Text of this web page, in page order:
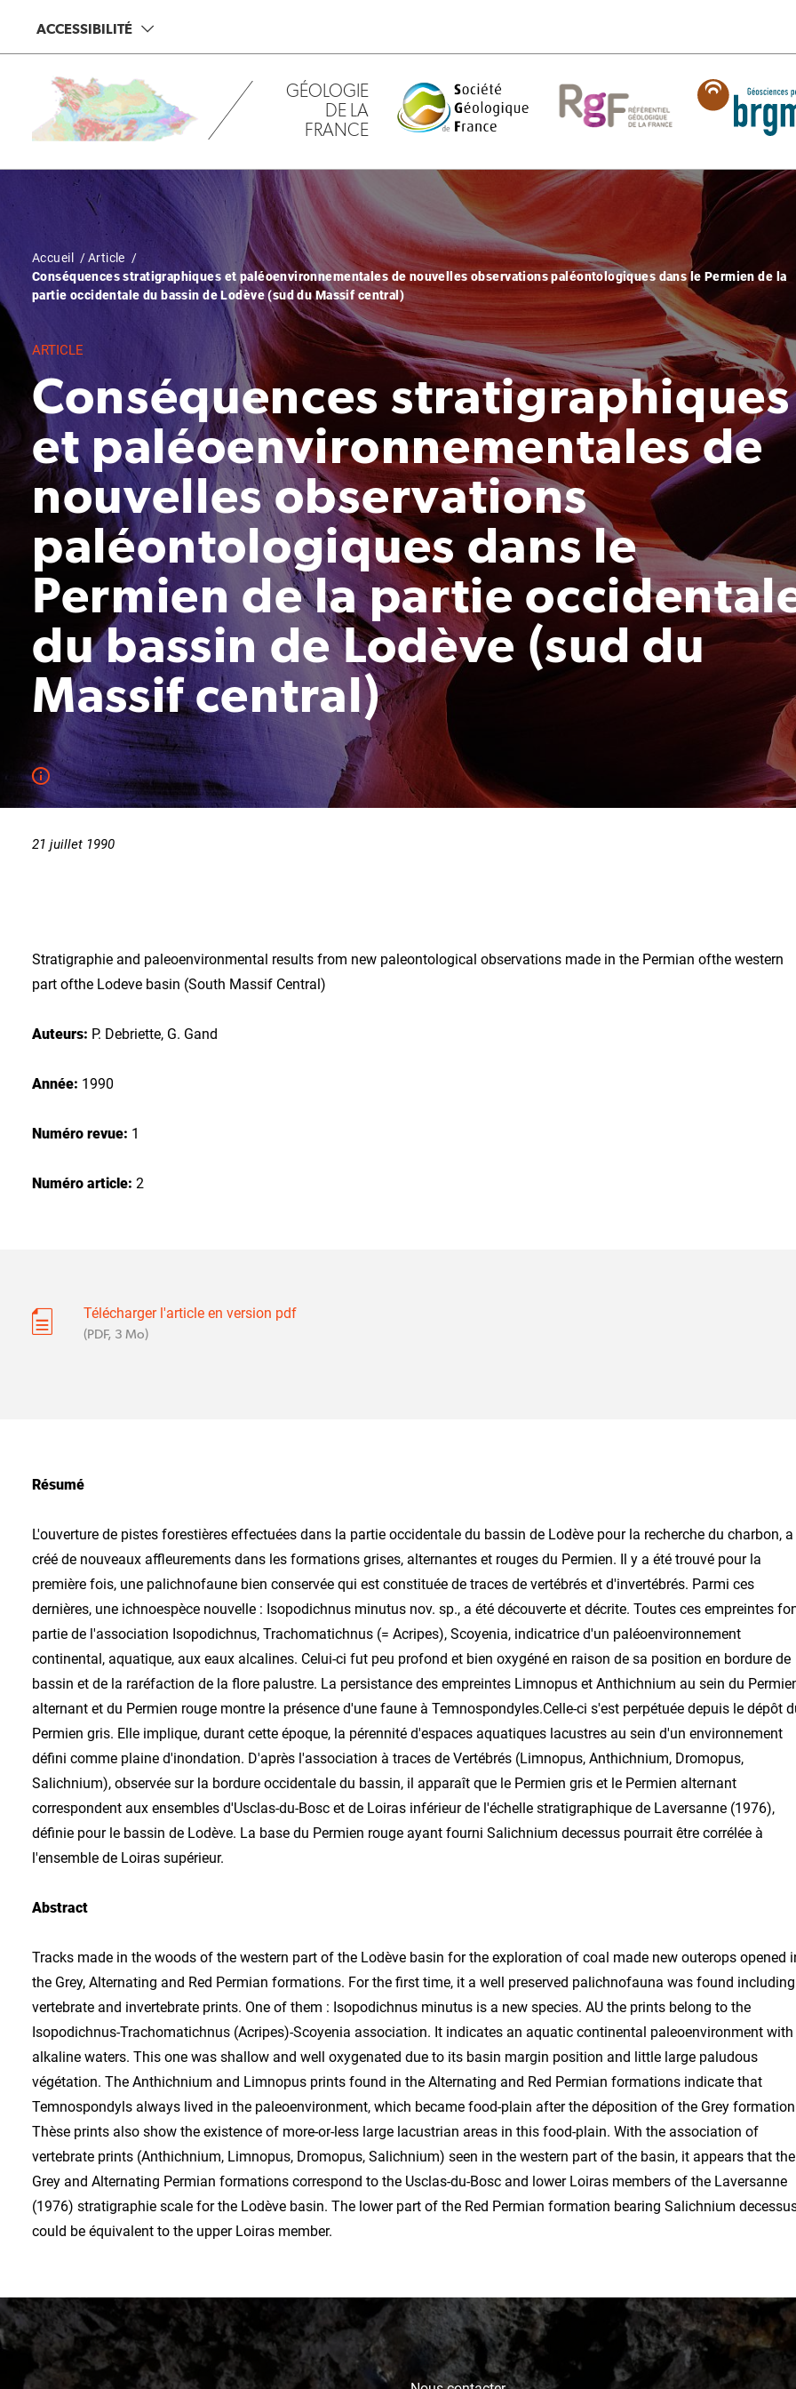
contenu
ACCESSIBILITÉ
GÉOLOGIE
DE LA
FRANCE
Fil
d'Ariane
Accueil
Article
Conséquences stratigraphiques et paléoenvironnementales de nouvelles observations paléontologiques dans le Permien de la
partie occidentale du bassin de Lodève (sud du Massif central)
ARTICLE
Conséquences stratigraphiques
et paléoenvironnementales de
nouvelles observations
paléontologiques dans le
Permien de la partie
du bassin de Lodève (sud du
Massif central)
21 juillet 1990
Stratigraphie and paleoenvironmental results from new paleontological observations made in the Permian ofthe western
part ofthe Lodeve basin (South Massif Central)
Auteurs: P. Debriette, G. Gand
Année: 1990
Numéro revue: 1
Numéro article: 2
Télécharger l'article en version pdf
(PDF, 3 Mo)
Résumé
L'ouverture de pistes forestières effectuées dans la partie occidentale du bassin de Lodève pour la recherche du charbon, a
créé de nouveaux affleurements dans les formations grises, alternantes et rouges du Permien. Il y a été trouvé pour la
première fois, une palichnofaune bien conservée qui est constituée de traces de vertébrés et d'invertébrés. Parmi ces
dernières, une ichnoespèce nouvelle : Isopodichnus minutus nov. sp., a été découverte et décrite. Toutes ces empreintes
partie de l'association Isopodichnus, Trachomatichnus (= Acripes), Scoyenia, indicatrice d'un paléoenvironnement
continental, aquatique, aux eaux alcalines. Celui-ci fut peu profond et bien oxygéné en raison de sa position en bordure de
bassin et de la raréfaction de la flore palustre. La persistance des empreintes Limnopus et Anthichnium au sein du
alternant et du Permien rouge montre la présence d'une faune à Temnospondyles.Celle-ci s'est perpétuée depuis le dépôt
Permien gris. Elle implique, durant cette époque, la pérennité d'espaces aquatiques lacustres au sein d'un environnement
défini comme plaine d'inondation. D'après l'association à traces de Vertébrés (Limnopus, Anthichnium, Dromopus,
Salichnium), observée sur la bordure occidentale du bassin, il apparaît que le Permien gris et le Permien alternant
correspondent aux ensembles d'Usclas-du-Bosc et de Loiras inférieur de l'échelle stratigraphique de Laversanne (1976),
définie pour le bassin de Lodève. La base du Permien rouge ayant fourni Salichnium decessus pourrait être corrélée à
l'ensemble de Loiras supérieur.
Abstract
Tracks made in the woods of the western part of the Lodève basin for the exploration of coal made new outerops opened
the Grey, Alternating and Red Permian formations. For the first time, it a well preserved palichnofauna was found including
vertebrate and invertebrate prints. One of them : Isopodichnus minutus is a new species. AU the prints belong to the
Isopodichnus-Trachomatichnus (Acripes)-Scoyenia association. It indicates an aquatic continental paleoenvironment with
alkaline waters. This one was shallow and well oxygenated due to its basin margin position and little large paludous
végétation. The Anthichnium and Limnopus prints found in the Alternating and Red Permian formations indicate that
Temnospondyls always lived in the paleoenvironment, which became food-plain after the déposition of the Grey
Thèse prints also show the existence of more-or-less large lacustrian areas in this food-plain. With the association of
vertebrate prints (Anthichnium, Limnopus, Dromopus, Salichnium) seen in the western part of the basin, it appears that the
Grey and Alternating Permian formations correspond to the Usclas-du-Bosc and lower Loiras members of the Laversanne
(1976) stratigraphie scale for the Lodève basin. The lower part of the Red Permian formation bearing Salichnium
could be équivalent to the upper Loiras member.